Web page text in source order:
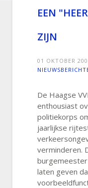
EEN
ZIJN
01 OKTOBER
De Haagse
enthousiast
politiekorps
jaarlijkse
verminderen.
laten geven